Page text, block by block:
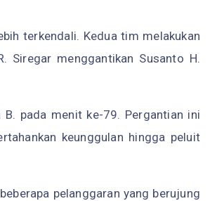
terkendali. Kedua tim melakukan
Siregar menggantikan Susanto H.
pada menit ke-79. Pergantian ini
keunggulan hingga peluit
pelanggaran yang berujung